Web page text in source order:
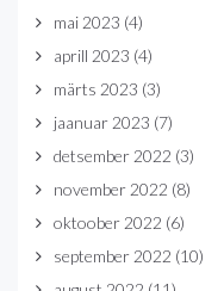
mai 2023 (4)
aprill 2023 (4)
märts 2023 (3)
jaanuar 2023 (7)
detsember 2022 (3)
november 2022 (8)
oktoober 2022 (6)
september 2022 (10)